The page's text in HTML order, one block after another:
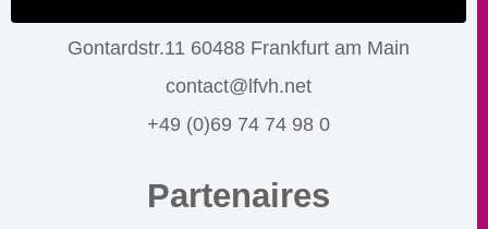
Gontardstr.11 60488 Frankfurt am Main
contact@lfvh.net
+49 (0)69 74 74 98 0
Partenaires